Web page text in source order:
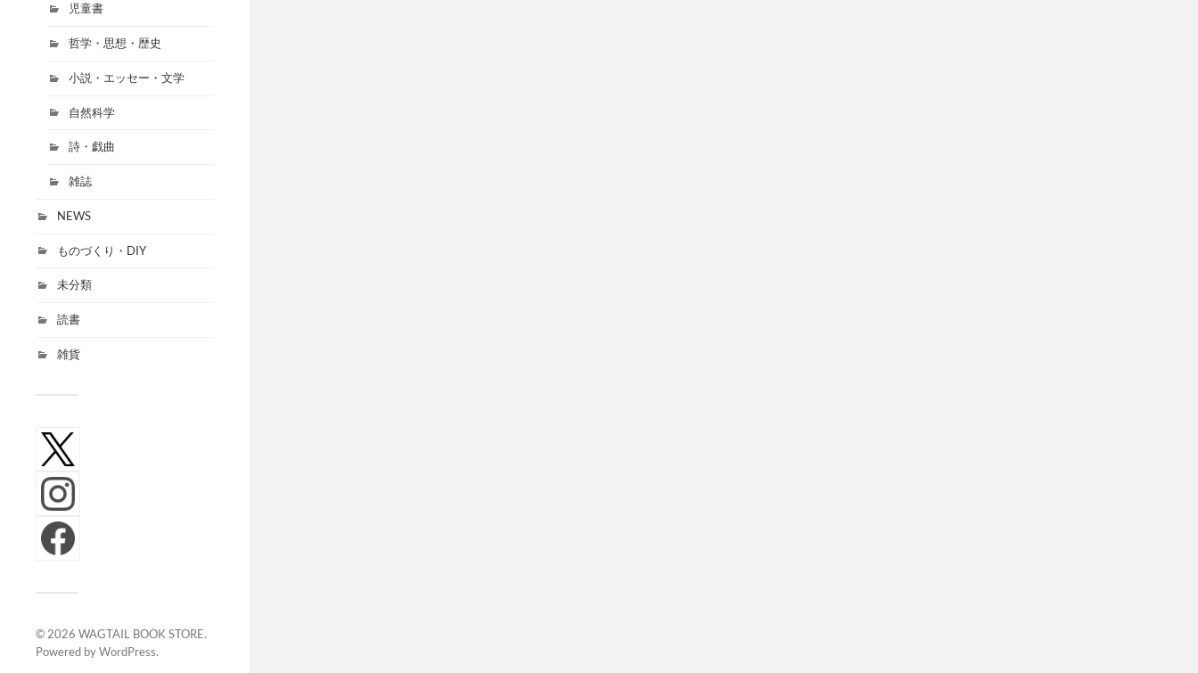
児童書
哲学・思想・歴史
小説・エッセー・文学
自然科学
詩・戯曲
雑誌
NEWS
ものづくり・DIY
未分類
読書
雑貨
© 2026 WAGTAIL BOOK STORE.
Powered byWordPress.